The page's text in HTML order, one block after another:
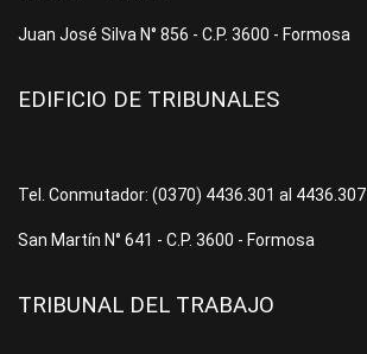
Juan José Silva N° 856 - C.P. 3600 - Formosa
EDIFICIO DE TRIBUNALES
Tel. Conmutador: (0370) 4436.301 al 4436.307
San Martín N° 641 - C.P. 3600 - Formosa
TRIBUNAL DEL TRABAJO